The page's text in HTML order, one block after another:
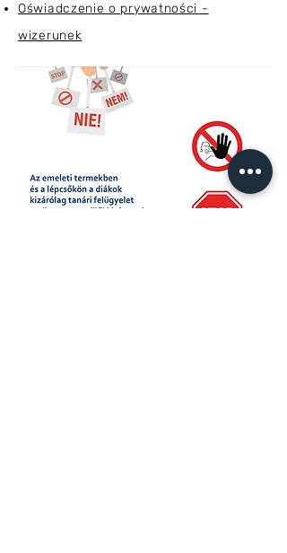
Oświadczenie o prywatności -
wizerunek